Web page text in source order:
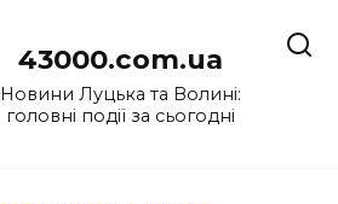
43000.com.ua
Новини Луцька та Волині:
головні події за сьогодні